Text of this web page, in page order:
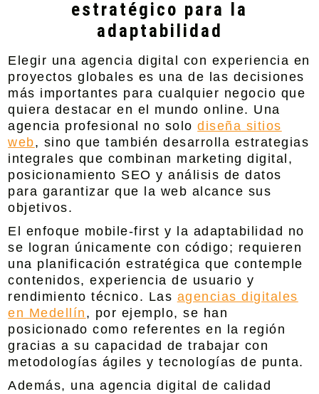
estratégico para la
adaptabilidad
Elegir una agencia digital con experiencia en
proyectos globales es una de las decisiones
más importantes para cualquier negocio que
quiera destacar en el mundo online. Una
agencia profesional no solodiseña sitios
web, sino que también desarrolla estrategias
integrales que combinan marketing digital,
posicionamiento SEO y análisis de datos
para garantizar que la web alcance sus
objetivos.
El enfoque mobile-first y la adaptabilidad no
se logran únicamente con código; requieren
una planificación estratégica que contemple
contenidos, experiencia de usuario y
rendimiento técnico. Las agencias digitales
en Medellín , por ejemplo, se han
posicionado como referentes en la región
gracias a su capacidad de trabajar con
metodologías ágiles y tecnologías de punta.
Además, una agencia digital de calidad